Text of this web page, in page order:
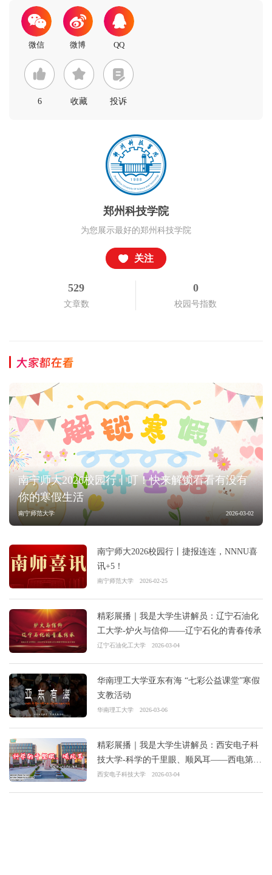
6 收藏 投诉
郑州科技学院
为您展示最好的郑州科技学院
关注
529
文章数
0
校园号指数
大家都在看
南宁师大2026校园行丨叮！快来解锁看看有没有
你的寒假生活
南宁师范大学 2026-03-02
南宁师大2026校园行丨捷报连连，NNNU喜
讯+5！
南宁师范大学 2026-02-25
精彩展播｜我是大学生讲解员：辽宁石油化
工大学-炉火与信仰——辽宁石化的青春传承
辽宁石油化工大学 2026-03-04
华南理工大学亚东有海 “七彩公益课堂”寒假
支教活动
华南理工大学 2026-03-06
精彩展播｜我是大学生讲解员：西安电子科
技大学-科学的千里眼、顺风耳——西电第一
份招生简章
西安电子科技大学 2026-03-04